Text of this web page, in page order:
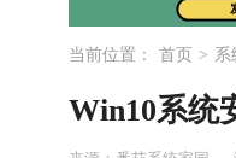
当前位置： 首页 > 系
Win10系统